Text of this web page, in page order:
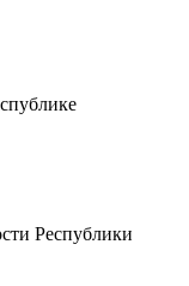
Республики